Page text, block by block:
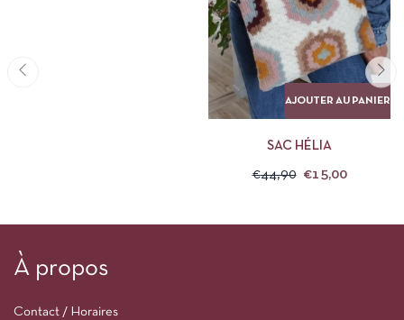
AJOUTER AU PANIER
SAC HÉLIA
€44,90 €15,00
À propos
Contact / Horaires